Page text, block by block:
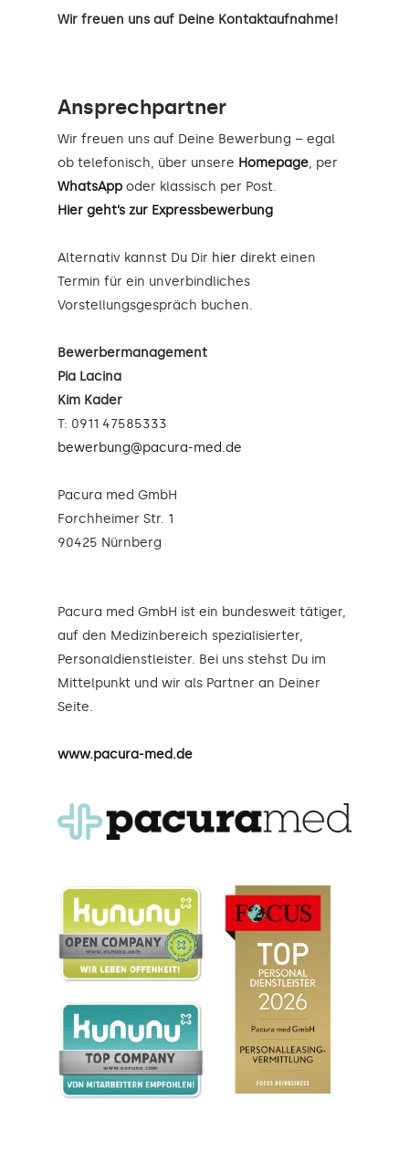
Wir freuen uns auf Deine Kontaktaufnahme!
Ansprechpartner
Wir freuen uns auf Deine Bewerbung – egal
ob telefonisch, über unsere Homepage, per
WhatsApp oder klassisch per Post.
Hier geht’s zur Expressbewerbung
Alternativ kannst Du Dir hier direkt einen
Termin für ein unverbindliches
Vorstellungsgespräch buchen.
Bewerbermanagement
Pia Lacina
Kim Kader
T: 0911 47585333
bewerbung@pacura-med.de
Pacura med GmbH
Forchheimer Str. 1
90425 Nürnberg
Pacura med GmbH ist ein bundesweit tätiger,
auf den Medizinbereich spezialisierter,
Personaldienstleister. Bei uns stehst Du im
Mittelpunkt und wir als Partner an Deiner
Seite.
www.pacura-med.de